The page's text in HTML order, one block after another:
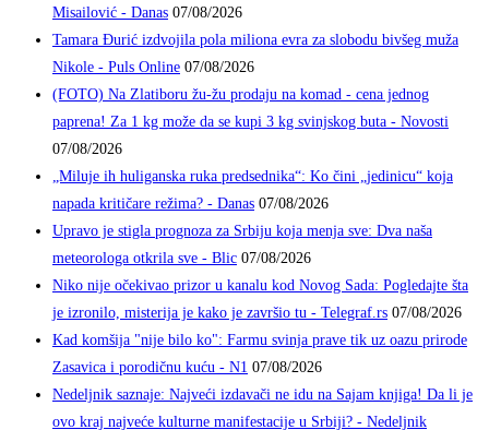
Misailović - Danas 07/08/2026
Tamara Đurić izdvojila pola miliona evra za slobodu bivšeg muža
Nikole - Puls Online 07/08/2026
(FOTO) Na Zlatiboru žu-žu prodaju na komad - cena jednog
paprena! Za 1 kg može da se kupi 3 kg svinjskog buta - Novosti
07/08/2026
„Miluje ih huliganska ruka predsednika“: Ko čini „jedinicu“ koja
napada kritičare režima? - Danas 07/08/2026
Upravo je stigla prognoza za Srbiju koja menja sve: Dva naša
meteorologa otkrila sve - Blic 07/08/2026
Niko nije očekivao prizor u kanalu kod Novog Sada: Pogledajte šta
je izronilo, misterija je kako je završio tu - Telegraf.rs 07/08/2026
Kad komšija "nije bilo ko": Farmu svinja prave tik uz oazu prirode
Zasavica i porodičnu kuću - N1 07/08/2026
Nedeljnik saznaje: Najveći izdavači ne idu na Sajam knjiga! Da li je
ovo kraj najveće kulturne manifestacije u Srbiji? - Nedeljnik